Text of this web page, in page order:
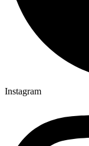
Instagram